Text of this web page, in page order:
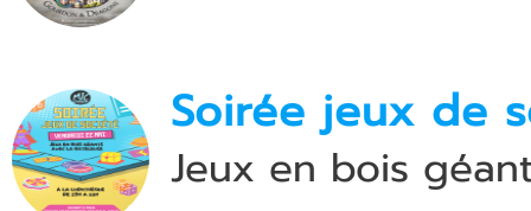
Soirée jeux de
Jeux en bois